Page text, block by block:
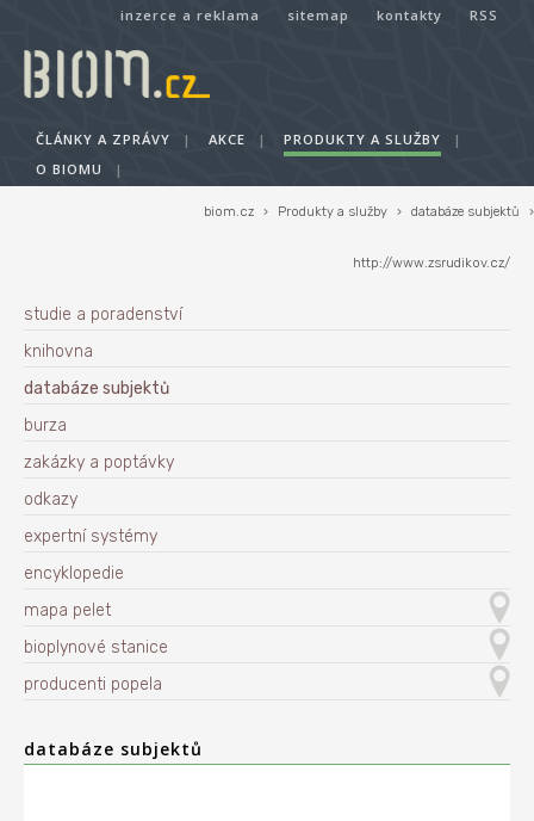
inzerce a reklama sitemap kontakty RSS
ČLÁNKY A ZPRÁVY | AKCE | PRODUKTY A SLUŽBY
|
O BIOMU
|
biom.cz › Produkty a služby › databáze subjektů ›
http://www.zsrudikov.cz/
studie a poradenství
knihovna
databáze subjektů
burza
zakázky a poptávky
odkazy
expertní systémy
encyklopedie
mapa pelet
bioplynové stanice
producenti popela
databáze subjektů